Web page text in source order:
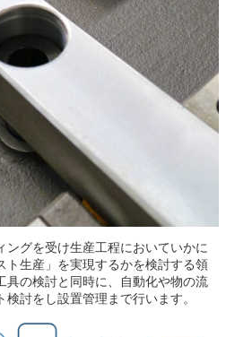
ングを受け生産工程においていかに
ト生産」を実現するかを検討する領
具の検討と同時に、自動化や物の流
討をし設置管理まで行います。